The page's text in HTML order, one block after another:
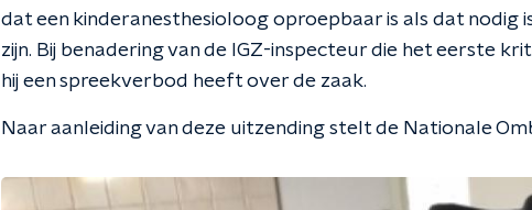
dat een kinderanesthesioloog oproepbaar is als dat nodig
zijn. Bij benadering van de IGZ-inspecteur die het eerste
hij een spreekverbod heeft over de zaak.
Naar aanleiding van deze uitzending stelt de Nationale